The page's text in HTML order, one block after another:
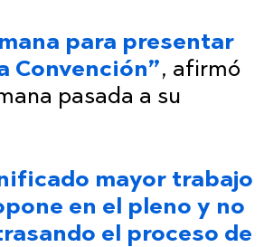
para presentar
Convención”, afirmó
pasada a su
mayor trabajo
en el pleno y no
el proceso de